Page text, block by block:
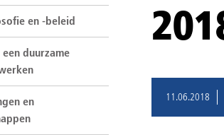
11.06.2018
en -beleid
een duurzame
en